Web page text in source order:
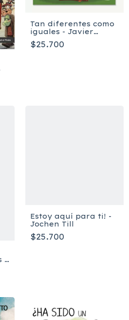
Tan diferentes como
iguales - Javier
Costales
$25.700
-
Estoy aquí para ti! -
Jochen Till
$25.700